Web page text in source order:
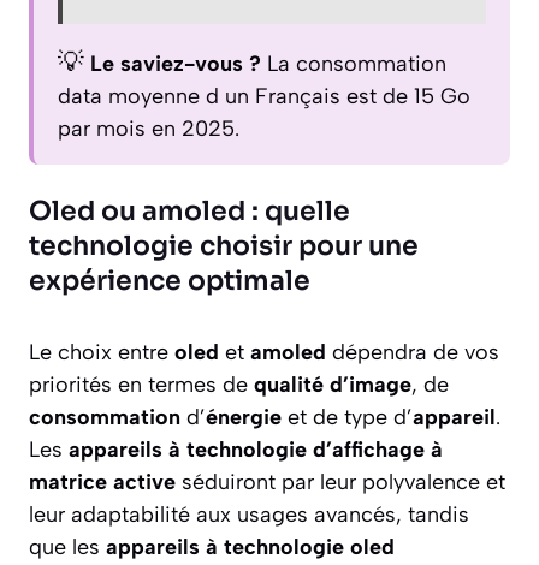
💡 Le saviez-vous ? La consommation
data moyenne d un Français est de 15 Go
par mois en 2025.
Oled ou amoled : quelle
technologie choisir pour une
expérience optimale
Le choix entre oled et amoled dépendra de vos
priorités en termes de qualité d’image, de
consommation d’énergie et de type d’appareil.
Les appareils à technologie d’affichage à
matrice active séduiront par leur polyvalence et
leur adaptabilité aux usages avancés, tandis
que les appareils à technologie oled